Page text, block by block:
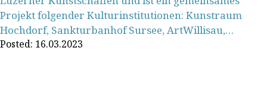
Projekt folgender Kulturinstitutionen: Kunstraum
Hochdorf, Sankturbanhof Sursee, ArtWillisau,…
Posted: 16.03.2023